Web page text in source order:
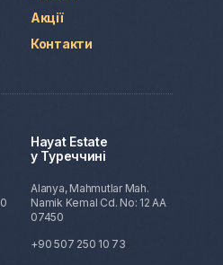
Акції
Контакти
Hayat Estate
у Туреччині
Alanya, Mahmutlar Mah.
Namik Kemal Cd. No: 12 AA
07450
+90 507 250 10 73